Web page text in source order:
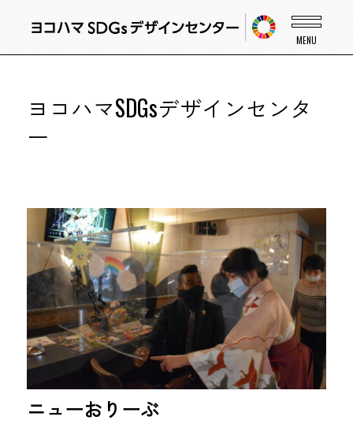
ヨコハマSDGsデザインセンタ
ー
ニューおりーぶ